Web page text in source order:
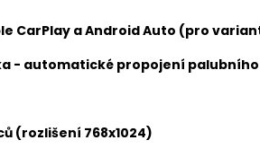
CarPlay a Android Auto (pro
- automatické propojení
(rozlišení 768x1024)